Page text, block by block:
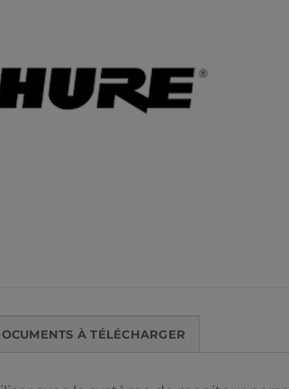
À TÉLÉCHARGER